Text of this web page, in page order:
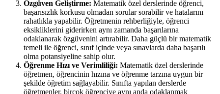
Özgüven Geliştirme: Matematik özel derslerinde öğrenci,
başarısızlık korkusu olmadan sorular sorabilir ve hatalarını
rahatlıkla yapabilir. Öğretmenin rehberliğiyle, öğrenci
eksikliklerini giderirken aynı zamanda başarılarına
odaklanarak özgüvenini artırabilir. Daha güçlü bir matematik
temeli ile öğrenci, sınıf içinde veya sınavlarda daha başarılı
olma potansiyeline sahip olur.
Öğrenme Hızı ve Verimliliği: Matematik özel derslerinde
öğretmen, öğrencinin hızına ve öğrenme tarzına uygun bir
şekilde öğretim sağlayabilir. Sınıfta yapılan derslerde
öğretmenler, birçok öğrenciye aynı anda odaklanmak